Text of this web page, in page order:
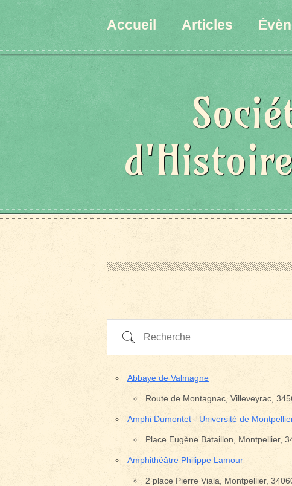
Accueil Articles
Recherche
Abbaye de Valmagne
Route de Montagnac, Villeveyrac,
Amphi Dumontet - Université de
Place Eugène Bataillon, Montpellier,
Amphithéâtre Philippe Lamour
2 place Pierre Viala, Montpellier,
État/Pays